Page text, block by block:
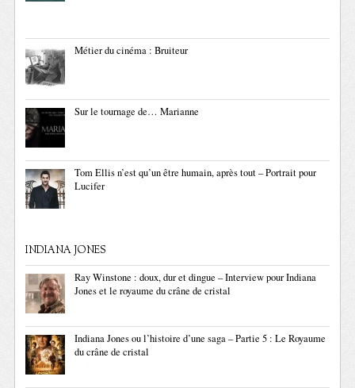
Métier du cinéma : Bruiteur
Sur le tournage de… Marianne
Tom Ellis n’est qu’un être humain, après tout – Portrait pour
Lucifer
INDIANA JONES
Ray Winstone : doux, dur et dingue – Interview pour Indiana
Jones et le royaume du crâne de cristal
Indiana Jones ou l’histoire d’une saga – Partie 5 : Le Royaume
du crâne de cristal